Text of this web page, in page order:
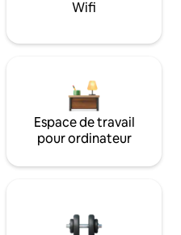
Wifi
Espace de travail
pour ordinateur